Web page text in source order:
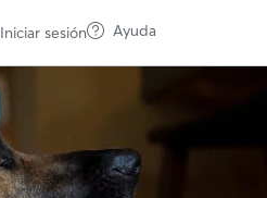
Iniciar sesión Ayuda